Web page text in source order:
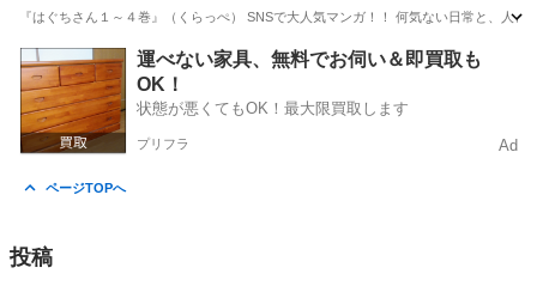
『はぐちさん１～４巻』（くらっぺ） SNSで大人気マンガ！！ 何気ない日常と、人
東京 荒川区 小台駅 マンガ、コミック、アニメ 漫画
運べない家具、無料でお伺い＆即買取も
OK！
状態が悪くてもOK！最大限買取します
プリフラ Ad
ページTOPへ
投稿